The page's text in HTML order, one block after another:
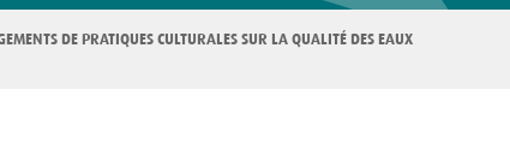
DE PRATIQUES CULTURALES SUR LA QUALITÉ DES EAUX